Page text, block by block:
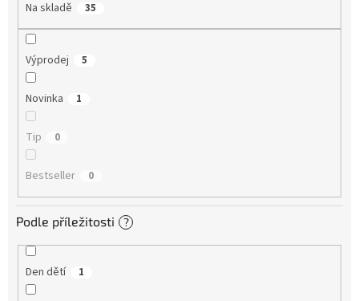
Na skladě 35
Výprodej 5
Novinka 1
Tip 0
Bestseller 0
Podle příležitosti ?
Den dětí 1